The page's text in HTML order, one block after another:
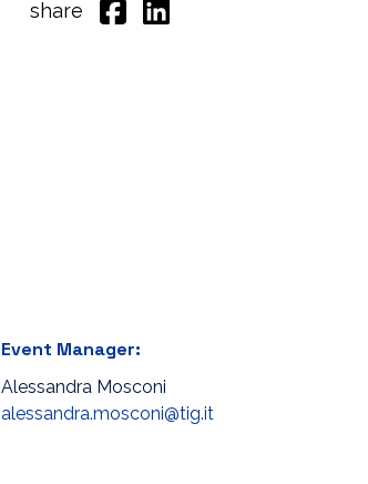
share
Event Manager:
Alessandra Mosconi
alessandra.mosconi@tig.it